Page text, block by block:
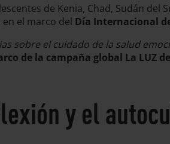
de Kenia, Chad, Sudán
en el marco del Día Internacional
sobre el cuidado de la salud
de la campaña global La LUZ
y el